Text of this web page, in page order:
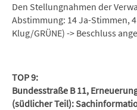
Den Stellungnahmen der
Abstimmung: 14 Ja-Stimmen,
Klug/GRÜNE) -> Beschluss
TOP 9:
Bundesstraße B 11,
(südlicher Teil):